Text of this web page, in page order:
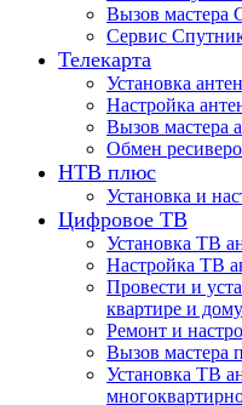
Вызов
Сервис
Телекарта
Установка
Настройка
Вызов мастера
Обмен
НТВ плюс
Установка и
Цифровое ТВ
Установка ТВ
Настройка ТВ
Провести и
квартире и дому
Ремонт и
Вызов мастера
Установка ТВ